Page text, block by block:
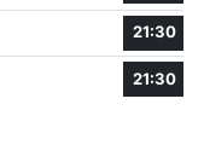
21:30
21:30